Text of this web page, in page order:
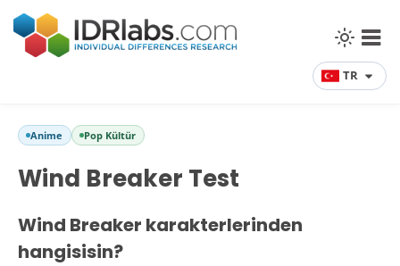
TR
Anime Pop Kültür
Wind Breaker Test
Wind Breaker karakterlerinden
hangisisin?